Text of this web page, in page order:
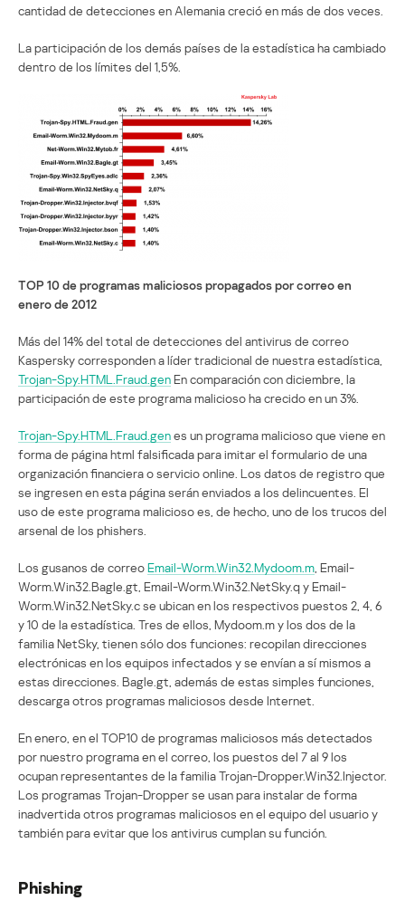
cantidad de detecciones en Alemania creció en más de dos veces.
La participación de los demás países de la estadística ha cambiado
dentro de los límites del 1,5%.
TOP 10 de programas maliciosos propagados por correo en
enero de 2012
Más del 14% del total de detecciones del antivirus de correo
Kaspersky corresponden a líder tradicional de nuestra estadística,
Trojan-Spy.HTML.Fraud.genEn comparación con diciembre, la
participación de este programa malicioso ha crecido en un 3%.
Trojan-Spy.HTML.Fraud.genes un programa malicioso que viene en
forma de página html falsificada para imitar el formulario de una
organización financiera o servicio online. Los datos de registro que
se ingresen en esta página serán enviados a los delincuentes. El
uso de este programa malicioso es, de hecho, uno de los trucos del
arsenal de los phishers.
Los gusanos de correoEmail-Worm.Win32.Mydoom.m , Email-
Worm.Win32.Bagle.gt, Email-Worm.Win32.NetSky.q y Email-
Worm.Win32.NetSky.c se ubican en los respectivos puestos 2, 4, 6
y 10 de la estadística. Tres de ellos, Mydoom.m y los dos de la
familia NetSky, tienen sólo dos funciones: recopilan direcciones
electrónicas en los equipos infectados y se envían a sí mismos a
estas direcciones. Bagle.gt, además de estas simples funciones,
descarga otros programas maliciosos desde Internet.
En enero, en el TOP10 de programas maliciosos más detectados
por nuestro programa en el correo, los puestos del 7 al 9 los
ocupan representantes de la familia Trojan-Dropper.Win32.Injector.
Los programas Trojan-Dropper se usan para instalar de forma
inadvertida otros programas maliciosos en el equipo del usuario y
también para evitar que los antivirus cumplan su función.
Phishing